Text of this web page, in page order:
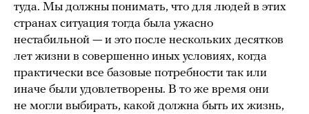
туда. Мы должны понимать, что для людей в этих
странах ситуация тогда была ужасно
нестабильной — и это после нескольких десятков
лет жизни в совершенно иных условиях, когда
практически все базовые потребности так или
иначе были удовлетворены. В то же время они
не могли выбирать, какой должна быть их жизнь,